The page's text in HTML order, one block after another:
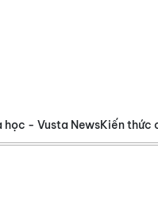
học - Vusta NewsKiến thức